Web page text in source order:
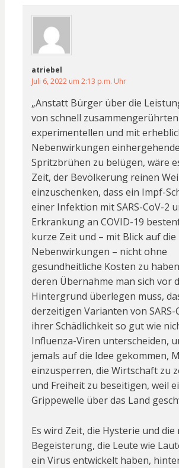
atriebel
Juli 6, 2022 um 2:13 p.m. Uhr
„Anstatt Bürger über die
von schnell zusammengerührten
experimentellen und mit
Nebenwirkungen
Spritzbrühen zu belügen, wäre
Zeit, der Bevölkerung reinen
einzuschenken, dass ein Impf-
einer Infektion mit SARS-CoV-2
Erkrankung an COVID-19
kurze Zeit und – mit Blick auf die
Nebenwirkungen – nicht ohne
gesundheitliche Kosten zu
deren Übernahme man sich vor
Hintergrund überlegen muss,
derzeitigen Varianten von SARS-
ihrer Schädlichkeit so gut wie
Influenza-Viren unterscheiden,
jemals auf die Idee gekommen,
einzusperren, die Wirtschaft zu
und Freiheit zu beseitigen, weil
Grippewelle über das Land
Es wird Zeit, die Hysterie und die
Begeisterung, die Leute wie
ein Virus entwickelt haben,